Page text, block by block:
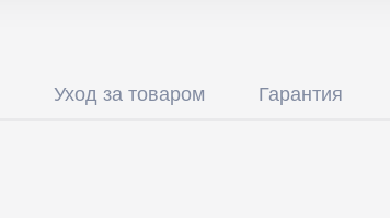
Уход за товаром Гарантия